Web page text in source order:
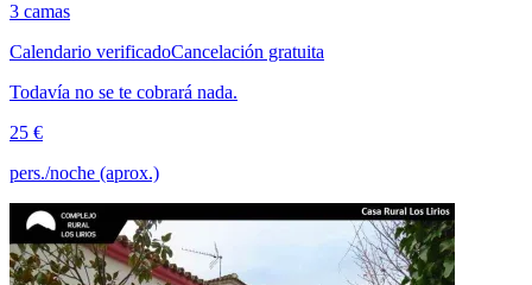
3 camas
Calendario verificadoCancelación gratuita
Todavía no se te cobrará nada.
25 €
pers./noche (aprox.)